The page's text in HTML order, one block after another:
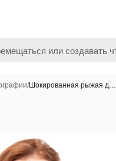
/Шокированная рыжая д…